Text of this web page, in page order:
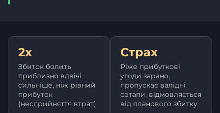
2x
Збиток болить
приблизно вдвічі
сильніше, ніж рівний
прибуток
(несприйняття втрат)
Страх
Ріже прибуткові
угоди зарано,
пропускає валідні
сетапи, відмовляється
від планового збитку